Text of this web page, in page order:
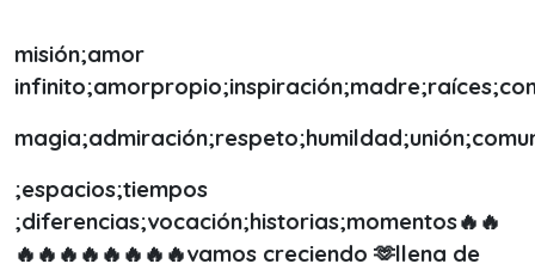
misión;amor
;espacios;tiempos
;diferencias;vocación;historias;momentos🔥🔥
🔥🔥🔥🔥🔥🔥🔥🔥vamos creciendo 🫶llena de